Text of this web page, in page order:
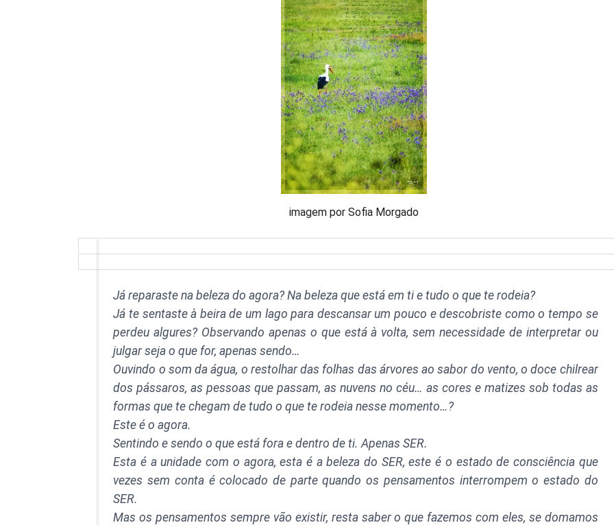
imagem por Sofia Morgado
Já reparaste na beleza do agora? Na beleza que está em ti e tudo o que te rodeia?
Já te sentaste à beira de um lago para descansar um pouco e descobriste como o tempo se
perdeu algures? Observando apenas o que está à volta, sem necessidade de interpretar ou
julgar seja o que for, apenas sendo…
Ouvindo o som da água, o restolhar das folhas das árvores ao sabor do vento, o doce chilrear
dos pássaros, as pessoas que passam, as nuvens no céu… as cores e matizes sob todas as
formas que te chegam de tudo o que te rodeia nesse momento…?
Este é o agora.
Sentindo e sendo o que está fora e dentro de ti. Apenas SER.
Esta é a unidade com o agora, esta é a beleza do SER, este é o estado de consciência que
vezes sem conta é colocado de parte quando os pensamentos interrompem o estado do
SER.
Mas os pensamentos sempre vão existir, resta saber o que fazemos com eles, se domamos